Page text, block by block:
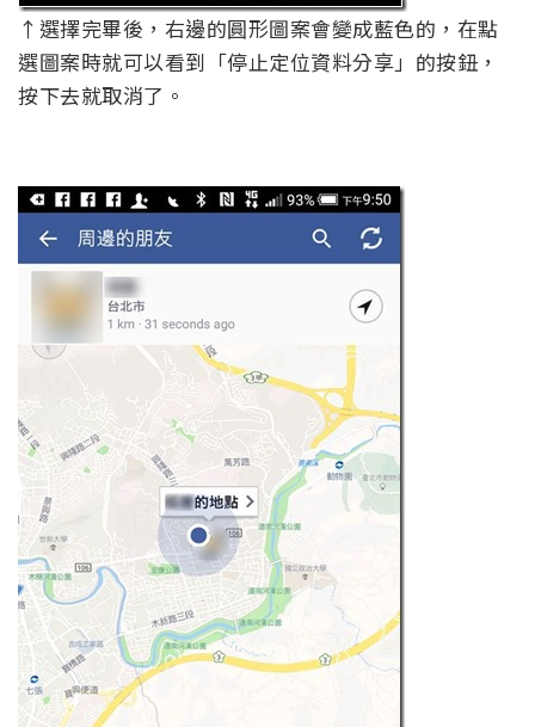
↑選擇完畢後，右邊的圓形圖案會變成藍色的，在點
選圖案時就可以看到「停止定位資料分享」的按鈕，
按下去就取消了。